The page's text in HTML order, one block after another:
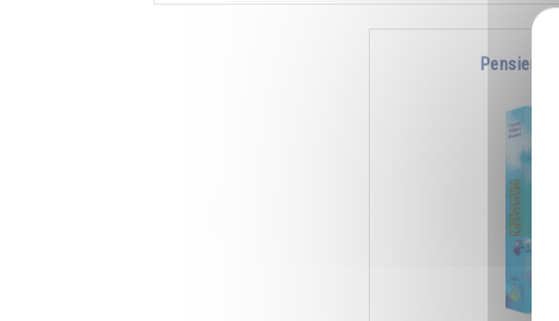
Pensieri